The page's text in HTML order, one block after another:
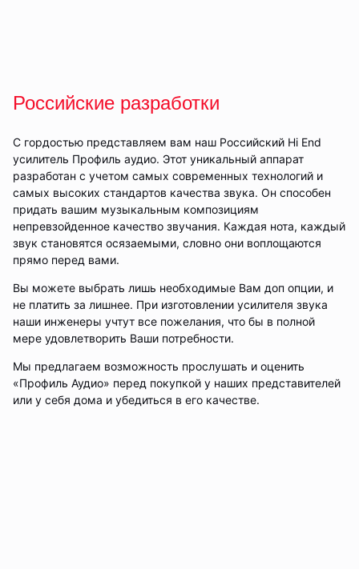
Российские разработки
С гордостью представляем вам наш Российский Hi End
усилитель Профиль аудио. Этот уникальный аппарат
разработан с учетом самых современных технологий и
самых высоких стандартов качества звука. Он способен
придать вашим музыкальным композициям
непревзойденное качество звучания. Каждая нота, каждый
звук становятся осязаемыми, словно они воплощаются
прямо перед вами.
Вы можете выбрать лишь необходимые Вам доп опции, и
не платить за лишнее. При изготовлении усилителя звука
наши инженеры учтут все пожелания, что бы в полной
мере удовлетворить Ваши потребности.
Мы предлагаем возможность прослушать и оценить
«Профиль Аудио» перед покупкой у наших представителей
или у себя дома и убедиться в его качестве.